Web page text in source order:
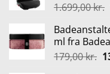
1.699,00kr.
ml fra
179,00kr.